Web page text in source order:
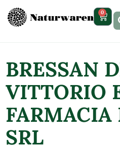
contenuto 0
BRESSAN
VITTORIO
FARMACIA
SRL